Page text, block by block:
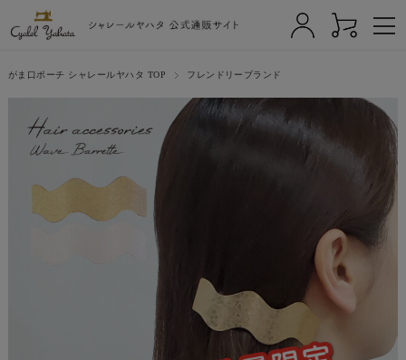
がま口ポーチ シャレールヤハタ TOP フレンドリーブランド